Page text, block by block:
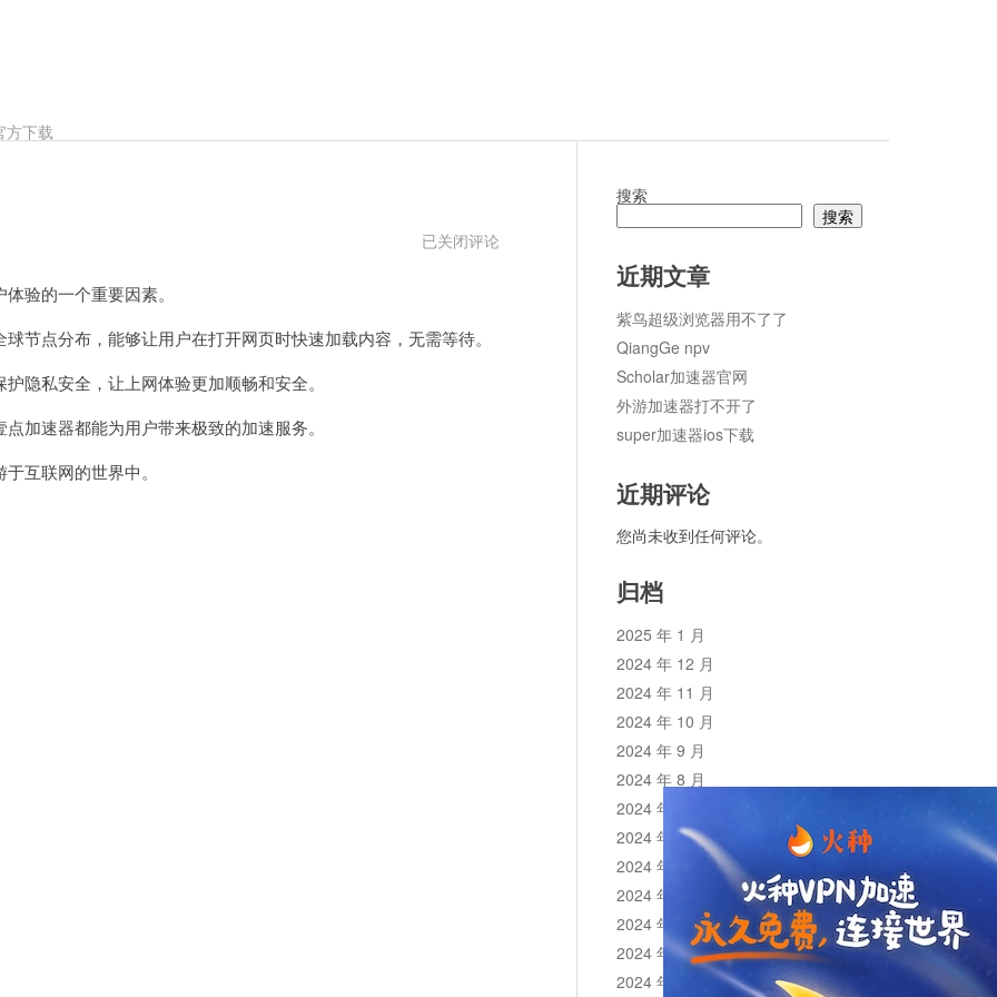
方下载
壹
永
久
已关闭评论
的一个重要因素。
点分布，能够让用户在打开网页时快速加载内容，无需等待。
私安全，让上网体验更加顺畅和安全。
速器都能为用户带来极致的加速服务。
互联网的世界中。
搜索
搜索
近期文章
紫鸟超级浏览器用不了了
QiangGe npv
Scholar加速器官网
外游加速器打不开了
super加速器ios下载
近期评论
您尚未收到任何评论。
归档
2025 年 1 月
2024 年 12 月
2024 年 11 月
2024 年 10 月
2024 年 9 月
2024 年 8 月
2024 年 7 月
2024 年 6 月
2024 年 5 月
2024 年 4 月
2024 年 3 月
2024 年 2 月
2024 年 1 月